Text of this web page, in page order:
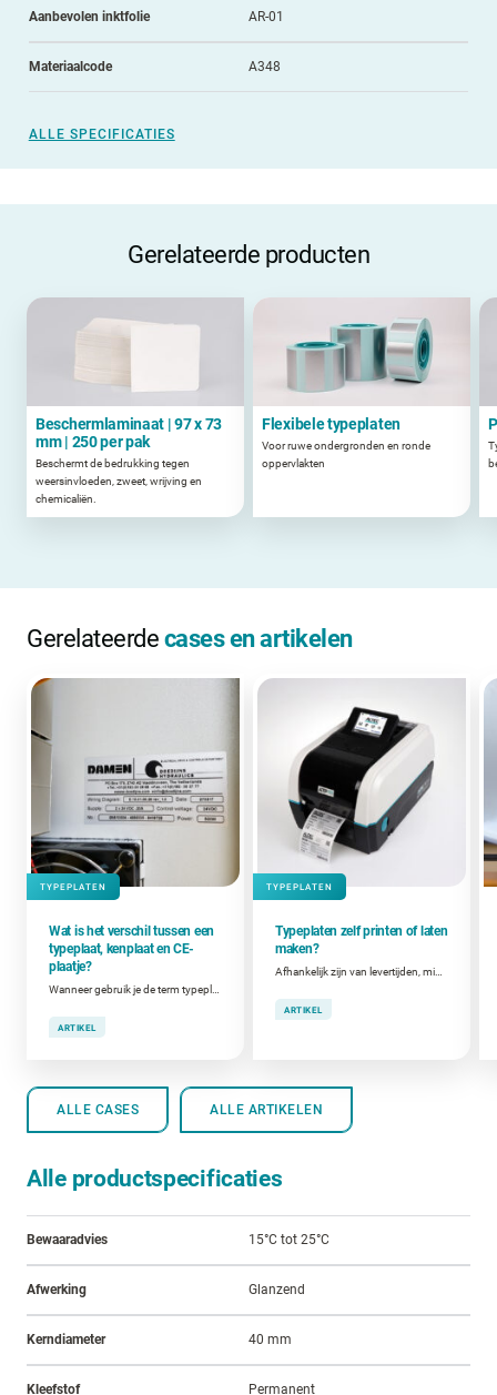
Aanbevolen inktfolie AR-01
Materiaalcode A348
ALLE SPECIFICATIES
Gerelateerde producten
Beschermlaminaat | 97 x 73
mm | 250 per pak
Beschermt de bedrukking tegen
weersinvloeden, zweet, wrijving en
chemicaliën.
Flexibele typeplaten
Voor ruwe ondergronden en ronde
oppervlakten
Gerelateerde cases en artikelen
TYPEPLATEN
Wat is het verschil tussen een
typeplaat, kenplaat en CE-
plaatje?
ARTIKEL
TYPEPLATEN
Typeplaten zelf printen of laten
maken?
ARTIKEL
ALLE CASES ALLE ARTIKELEN
Alle productspecificaties
Bewaaradvies 15°C tot 25°C
Afwerking Glanzend
Kerndiameter 40 mm
Kleefstof Permanent